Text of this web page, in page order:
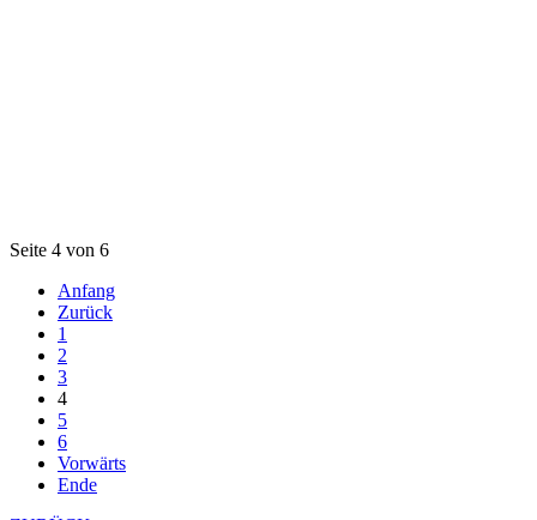
Seite 4 von 6
Anfang
Zurück
1
2
3
4
5
6
Vorwärts
Ende